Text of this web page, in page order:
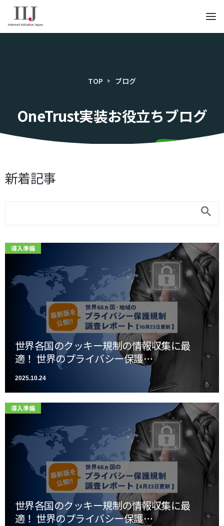
TOP ブログ
OneTrust実装お役立ちブログ
新着記事
導入準備
世界各国のクッキー規制の情報収集に最
適！ 世界のプライバシー保護…
2025.10.24
導入準備
世界各国のクッキー規制の情報収集に最
適！ 世界のプライバシー保護…